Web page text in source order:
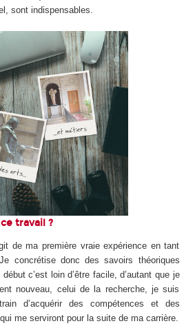
sont indispensables.
travail ?
de ma première vraie expérience en tant
concrétise donc des savoirs théoriques
c’est loin d’être facile, d’autant que je
nouveau, celui de la recherche, je suis
d’acquérir des compétences et des
me serviront pour la suite de ma carrière.